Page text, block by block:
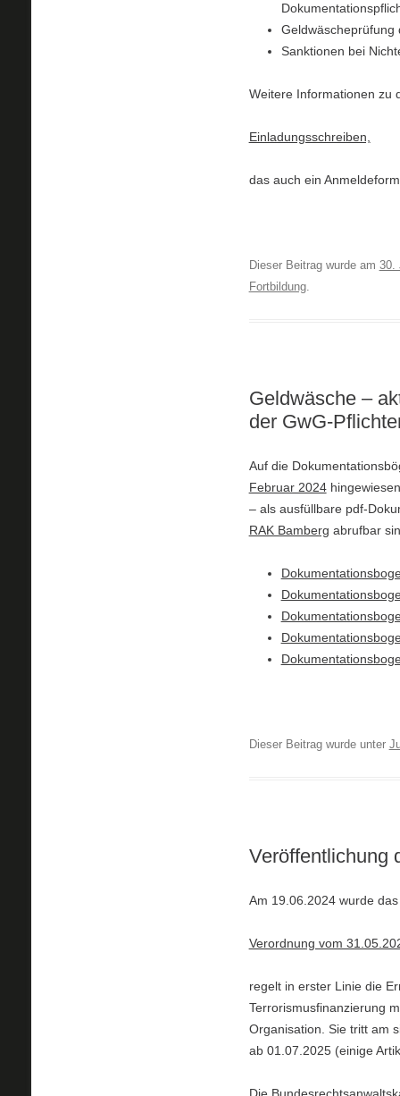
Geldwäscheprüfung
Sanktionen bei
Weitere Informationen zu
Einladungsschreiben,
das auch ein
Dieser Beitrag wurde am 30.
Fortbildung.
Geldwäsche –
der GwG-
Auf die
Februar 2024
– als ausfüllbare pdf-
RAK Bamberg abrufbar
Dieser Beitrag wurde unter
Veröffentlichung
Am 19.06.2024 wurde
Verordnung vom
regelt in erster Linie die
Terrorismusfinanzierung
Organisation. Sie tritt am
ab 01.07.2025 (einige